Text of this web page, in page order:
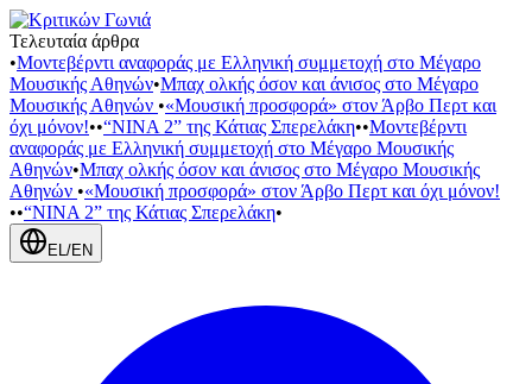
Τελευταία άρθρα
•Μοντεβέρντι αναφοράς με Ελληνική συμμετοχή στο Μέγαρο
Μουσικής Αθηνών•Μπαχ ολκής όσον και άνισος στο Μέγαρο
Μουσικής Αθηνών •«Μουσική προσφορά» στον Άρβο Περτ και
όχι μόνον!••“NINA 2” της Κάτιας Σπερελάκη••Μοντεβέρντι
αναφοράς με Ελληνική συμμετοχή στο Μέγαρο Μουσικής
Αθηνών•Μπαχ ολκής όσον και άνισος στο Μέγαρο Μουσικής
Αθηνών •«Μουσική προσφορά» στον Άρβο Περτ και όχι μόνον!
••“NINA 2” της Κάτιας Σπερελάκη•
EL/EN